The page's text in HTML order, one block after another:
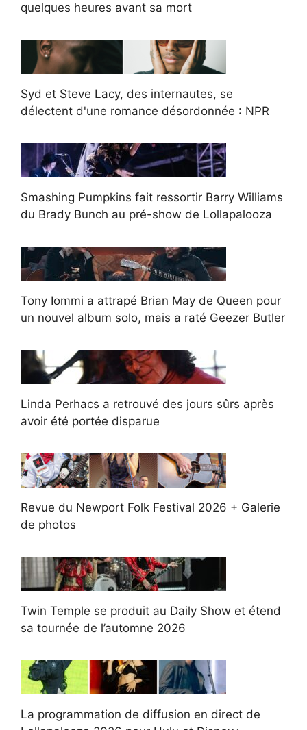
quelques heures avant sa mort
Syd et Steve Lacy, des internautes, se
délectent d'une romance désordonnée : NPR
Smashing Pumpkins fait ressortir Barry Williams
du Brady Bunch au pré-show de Lollapalooza
Tony Iommi a attrapé Brian May de Queen pour
un nouvel album solo, mais a raté Geezer Butler
Linda Perhacs a retrouvé des jours sûrs après
avoir été portée disparue
Revue du Newport Folk Festival 2026 + Galerie
de photos
Twin Temple se produit au Daily Show et étend
sa tournée de l’automne 2026
La programmation de diffusion en direct de